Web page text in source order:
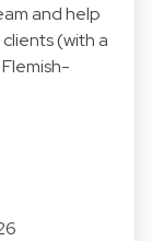
and help
(with a